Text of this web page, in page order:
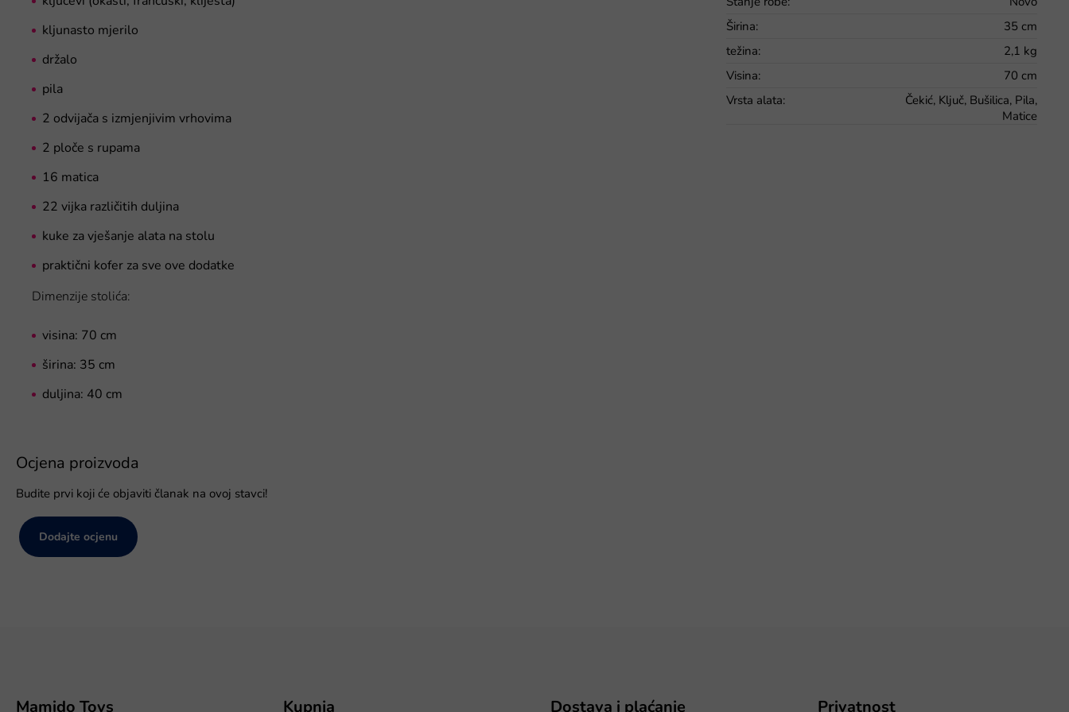
kljunasto mjerilo
držalo
pila
2 odvijača s izmjenjivim vrhovima
2 ploče s rupama
16 matica
22 vijka različitih duljina
kuke za vješanje alata na stolu
praktični kofer za sve ove dodatke
Dimenzije stolića:
visina: 70 cm
širina: 35 cm
duljina: 40 cm
Širina:
35 cm
težina:
2,1 kg
Visina:
70 cm
Vrsta alata:
Čekić, Ključ, Bušilica, Pila,
Matice
Ocjena proizvoda
Budite prvi koji će objaviti članak na ovoj stavci!
Dodajte ocjenu
Mamido Toys Kupnja Dostava i plaćanje Privatnost